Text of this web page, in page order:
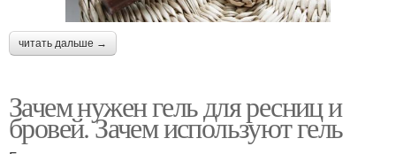
читать дальше →
Зачем нужен гель для ресниц и
бровей. Зачем используют гель